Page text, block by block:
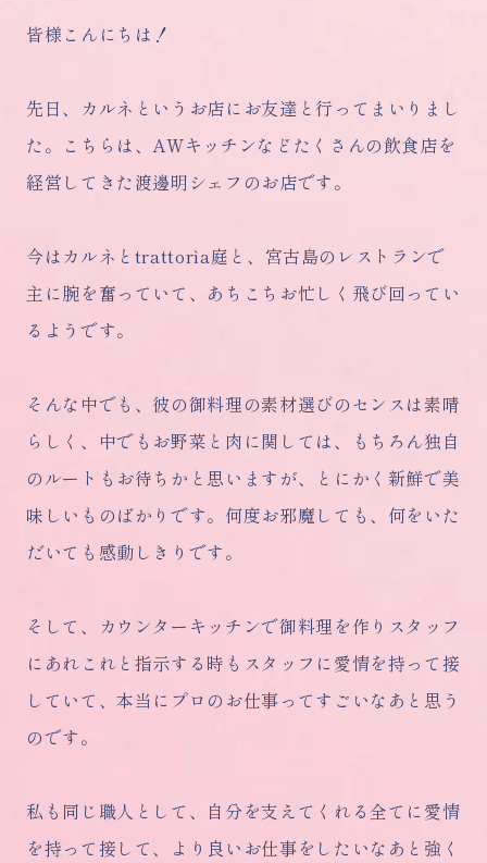
皆様こんにちは！
先日、カルネというお店にお友達と行ってまいりまし
た。こちらは、AWキッチンなどたくさんの飲食店を
経営してきた渡邊明シェフのお店です。
今はカルネとtrattorìa庭と、宮古島のレストランで
主に腕を奮っていて、あちこちお忙しく飛び回ってい
るようです。
そんな中でも、彼の御料理の素材選びのセンスは素晴
らしく、中でもお野菜と肉に関しては、もちろん独自
のルートもお待ちかと思いますが、とにかく新鮮で美
味しいものばかりです。何度お邪魔しても、何をいた
だいても感動しきり です。
そして、カウンターキッチンで御料理を作りスタッフ
にあれこれと指示する時もスタッフに愛情を持って接
していて、本当にプロのお仕事ってすごいなあと思う
のです。
私も同じ職人として、自分を支えてくれる全てに愛情
を持って接して、より良いお仕事をしたいなあと強く